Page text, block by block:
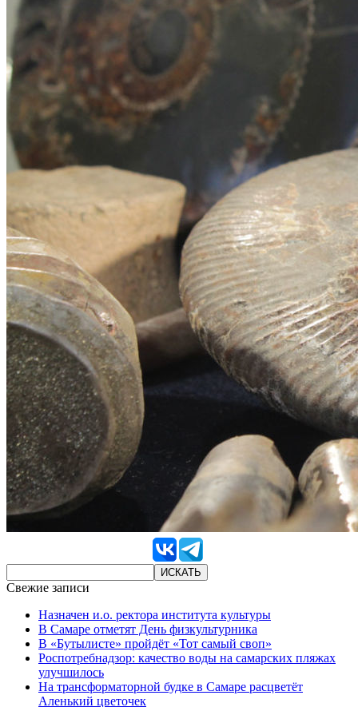
Свежие записи
Назначен и.о. ректора института культуры
В Самаре отметят День физкультурника
В «Бутылисте» пройдёт «Тот самый своп»
Роспотребнадзор: качество воды на самарских пляжах
улучшилось
На трансформаторной будке в Самаре расцветёт
Аленький цветочек